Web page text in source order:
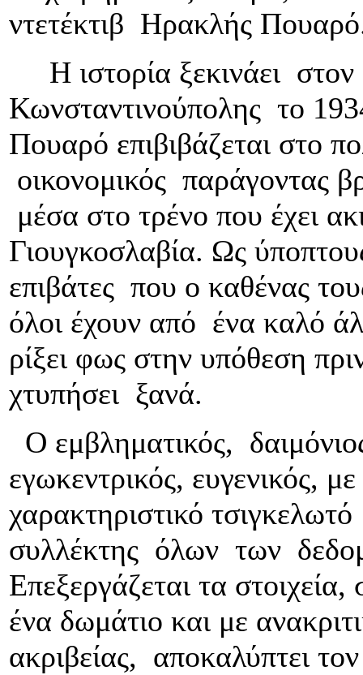
ντετέκτιβ Ηρακλής
Η ιστορία ξεκινάει
Κωνσταντινούπολης το
Πουαρό επιβιβάζεται στο
οικονομικός παράγοντας
μέσα στο τρένο που έχει
Γιουγκοσλαβία. Ως
επιβάτες που ο καθένας
όλοι έχουν από ένα καλό
ρίξει φως στην υπόθεση
χτυπήσει ξανά.
Ο εμβληματικός,
εγωκεντρικός, ευγενικός,
χαρακτηριστικό
συλλέκτης όλων των
Επεξεργάζεται τα
ένα δωμάτιο και με
ακριβείας, αποκαλύπτει